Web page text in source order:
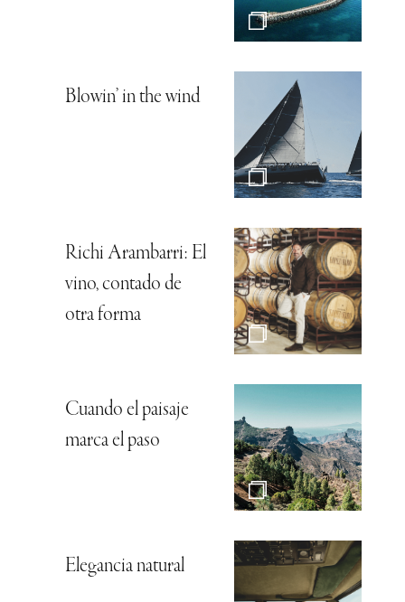
Blowin’ in the wind
Richi Arambarri: El
vino, contado de
otra forma
Cuando el paisaje
marca el paso
Elegancia natural